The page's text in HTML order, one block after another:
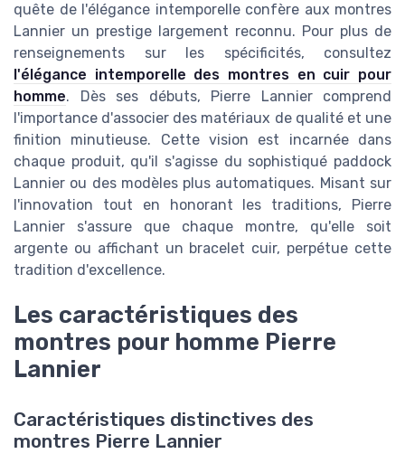
quête de l'élégance intemporelle confère aux montres
Lannier un prestige largement reconnu. Pour plus de
renseignements sur les spécificités, consultez
l'élégance intemporelle des montres en cuir pour
homme. Dès ses débuts, Pierre Lannier comprend
l'importance d'associer des matériaux de qualité et une
finition minutieuse. Cette vision est incarnée dans
chaque produit, qu'il s'agisse du sophistiqué paddock
Lannier ou des modèles plus automatiques. Misant sur
l'innovation tout en honorant les traditions, Pierre
Lannier s'assure que chaque montre, qu'elle soit
argente ou affichant un bracelet cuir, perpétue cette
tradition d'excellence.
Les caractéristiques des
montres pour homme Pierre
Lannier
Caractéristiques distinctives des
montres Pierre Lannier